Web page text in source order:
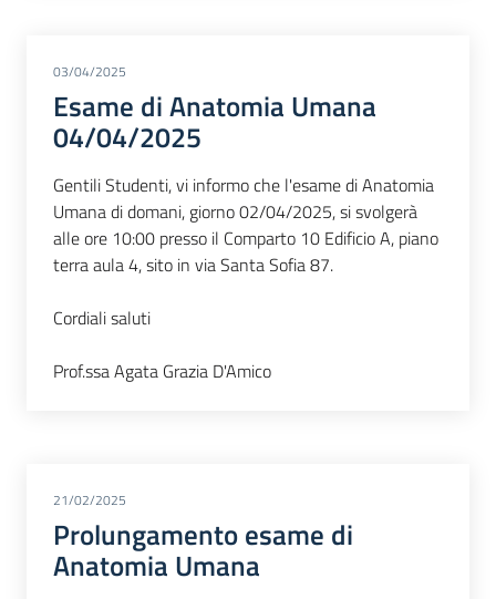
03/04/2025
Esame di Anatomia Umana
04/04/2025
Gentili Studenti, vi informo che l'esame di Anatomia
Umana di domani, giorno 02/04/2025, si svolgerà
alle ore 10:00 presso il Comparto 10 Edificio A, piano
terra aula 4, sito in via Santa Sofia 87.
Cordiali saluti
Prof.ssa Agata Grazia D'Amico
21/02/2025
Prolungamento esame di
Anatomia Umana